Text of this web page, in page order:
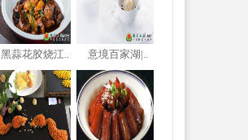
黑蒜花胶烧江.. 意境百家湖|..